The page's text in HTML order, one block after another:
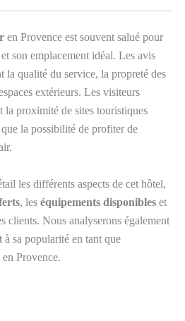
en Provence est souvent salué pour
son emplacement idéal. Les avis
la qualité du service, la propreté des
extérieurs. Les visiteurs
la proximité de sites touristiques
la possibilité de profiter de
les différents aspects de cet hôtel,
, les équipements disponibles et
clients. Nous analyserons également
sa popularité en tant que
Provence.